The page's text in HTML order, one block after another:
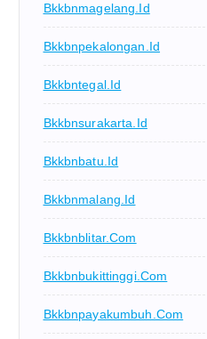
Bkkbnmagelang.id
Bkkbnpekalongan.id
Bkkbntegal.id
Bkkbnsurakarta.id
Bkkbnbatu.id
Bkkbnmalang.id
Bkkbnblitar.com
Bkkbnbukittinggi.com
Bkkbnpayakumbuh.com